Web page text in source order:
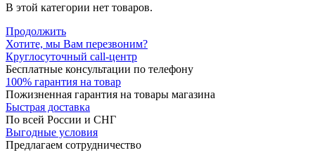
В этой категории нет товаров.
Продолжить
Хотите, мы Вам перезвоним?
Круглосуточный call-центр
Бесплатные консультации по телефону
100% гарантия на товар
Пожизненная гарантия на товары магазина
Быстрая доставка
По всей России и СНГ
Выгодные условия
Предлагаем сотрудничество